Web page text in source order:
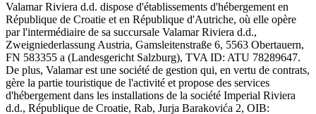
Valamar Riviera d.d. dispose d'établissements d'hébergement en
République de Croatie et en République d'Autriche, où elle opère
par l'intermédiaire de sa succursale Valamar Riviera d.d.,
Zweigniederlassung Austria, Gamsleitenstraße 6, 5563 Obertauern,
FN 583355 a (Landesgericht Salzburg), TVA ID: ATU 78289647.
De plus, Valamar est une société de gestion qui, en vertu de contrats,
gère la partie touristique de l'activité et propose des services
d'hébergement dans les installations de la société Imperial Riviera
d.d., République de Croatie, Rab, Jurja Barakovića 2, OIB: